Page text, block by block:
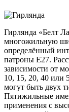
Гирлянда «Белт
многожильную
определённый
патроны Е27.
зависимости от
10, 15, 20, 40 или
могут быть двух
Пятижильные
применения с